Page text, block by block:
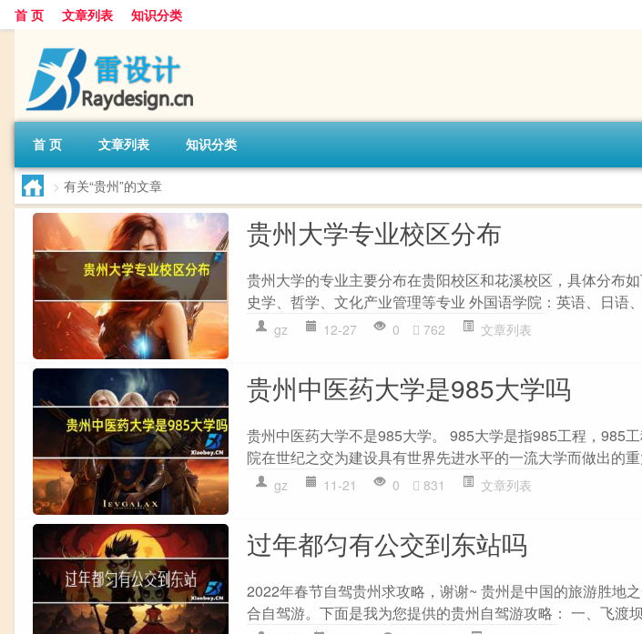
首 页 文章列表 知识分类
首 页 文章列表 知识分类
> 有关“贵州”的文章
贵州大学专业校区分布
贵州大学的专业主要分布在贵阳校区和花溪校区，具体分布
史学、哲学、文化产业管理等专业 外国语学院：英语、日语
gz 12-27 0 762 文章列表
贵州中医药大学是985大学吗
贵州中医药大学不是985大学。 985大学是指985工程，985
院在世纪之交为建设具有世界先进水平的一流大学而做出的
gz 11-21 0 831 文章列表
过年都匀有公交到东站吗
2022年春节自驾贵州求攻略，谢谢~ 贵州是中国的旅游胜地
合自驾游。下面是我为您提供的贵州自驾游攻略： 一、飞渡